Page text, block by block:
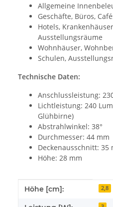
Allgemeine
Geschäfte, Büros,
Hotels,
Ausstellungsräume
Wohnhäuser,
Schulen,
Technische Daten:
Anschlussleistung:
Lichtleistung: 240
Glühbirne)
Abstrahlwinkel: 38°
Durchmesser: 44 mm
Deckenausschnitt: 35
Höhe: 28 mm
Produkteigenschaft
Wert
Höhe [cm]: 2,8